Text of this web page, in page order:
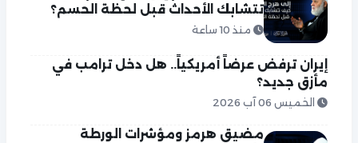
تتشابك الأحداث قبل لحظة الحسم؟
منذ 10 ساعة
إيران ترفض عرضاً أمريكياً.. هل دخل ترامب في
مأزق جديد؟
الخميس 06 آب 2026
مضيق هرمز ومؤشرات الورطة